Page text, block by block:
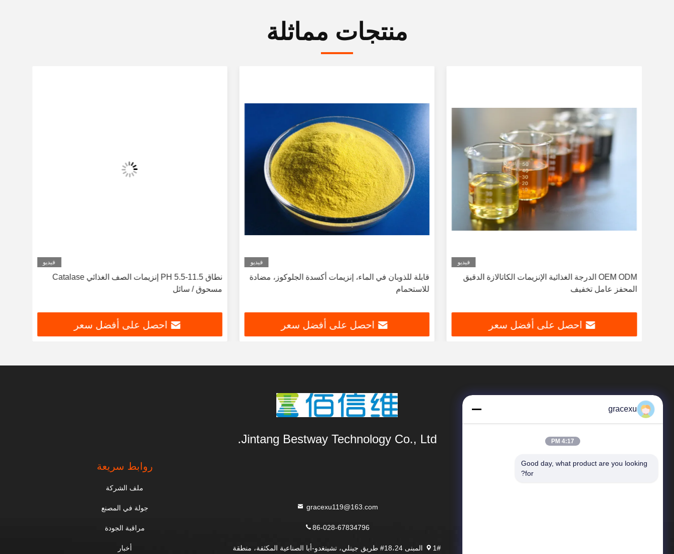
منتجات مماثلة
فيديو
OEM ODM الدرجة الغذائية الإنزيمات الكاتالازة الدقيق
المحفز عامل تخفيف
احصل على أفضل سعر
فيديو
قابلة للذوبان في الماء، إنزيمات أكسدة الجلوكوز، مضادة
للاستحمام
احصل على أفضل سعر
فيديو
نطاق PH 5.5-11.5 إنزيمات الصف الغذائي Catalase
مسحوق / سائل
احصل على أفضل سعر
Jintang Bestway Technology Co., Ltd.
المنتجات
gracexu119@163.com
86-028-67834796
1# المبنى 18،24# طريق جينلي، تشينغدو-أبا الصناعية المكثفة، منطقة
روابط سريعة
ملف الشركة
جولة في المصنع
مراقبة الجودة
أخبار
gracexu
4:17 PM
Good day, what product are you looking
for?